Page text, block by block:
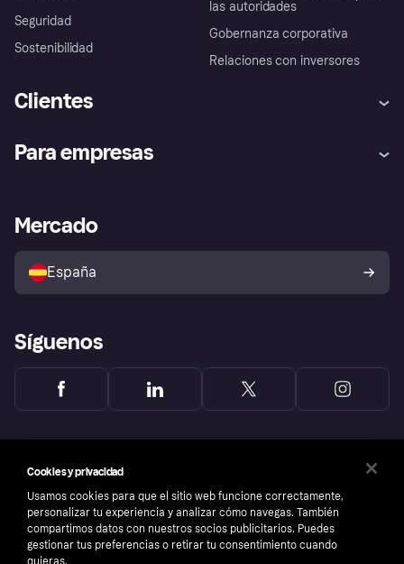
Seguridad
Sostenibilidad
las autoridades
Gobernanza corporativa
Relaciones con inversores
Clientes
Inicio de sesión
Directorio de tiendas
Política de protección al
comprador de Klarna
Reclamaciones
Para empresas
Acceso empresas
Mercado
España
Síguenos
Cookies y privacidad
Usamos cookies para que el sitio web funcione correctamente,
personalizar tu experiencia y analizar cómo navegas. También
compartimos datos con nuestros socios publicitarios. Puedes
gestionar tus preferencias o retirar tu consentimiento cuando
quieras.